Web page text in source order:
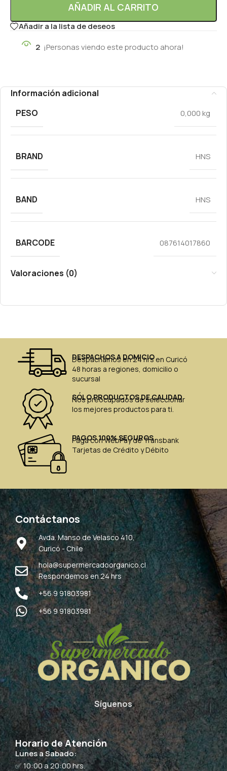
AÑADIR AL CARRITO
Añadir a la lista de deseos
2 ¡Personas viendo este producto ahora!
Información adicional
PESO
0,000 kg
BRAND HNS
BAND HNS
BARCODE 087614017860
Valoraciones (0)
DESPACHOS A DOMICIO
Despachamos en 24 hrs en Curicó
48 horas a regiones, domicilio o
sucursal
SÓLO PRODUCTOS DE CALIDAD
Nos preocupados de seleccionar
los mejores productos para ti.
PAGOS 100% SEGUROS
Paga con WebPay de Transbank
Tarjetas de Crédito y Débito
Contáctanos
Avda. Manso de Velasco 410,
Curicó - Chile
hola@supermercadoorganico.cl
Respondemos en 24 hrs
+56 9 91803981
+56 9 91803981
Síguenos
Horario de Atención
Lunes a Sabado:
✅ 10:00 a 20:00 hrs.